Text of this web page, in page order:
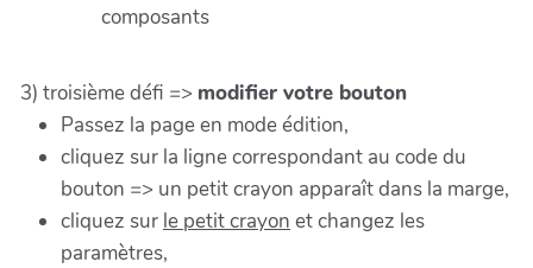
composants
3) troisième défi => modifier votre bouton
Passez la page en mode édition,
cliquez sur la ligne correspondant au code du
bouton => un petit crayon apparaît dans la marge,
cliquez sur le petit crayon et changez les
paramètres,